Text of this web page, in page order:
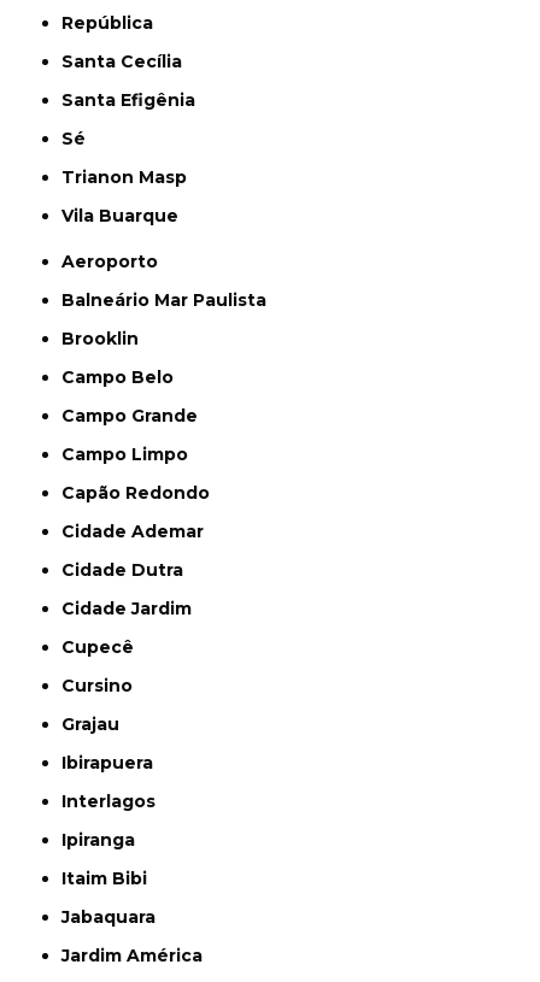
República
Santa Cecília
Santa Efigênia
Sé
Trianon Masp
Vila Buarque
Aeroporto
Balneário Mar Paulista
Brooklin
Campo Belo
Campo Grande
Campo Limpo
Capão Redondo
Cidade Ademar
Cidade Dutra
Cidade Jardim
Cupecê
Cursino
Grajau
Ibirapuera
Interlagos
Ipiranga
Itaim Bibi
Jabaquara
Jardim América